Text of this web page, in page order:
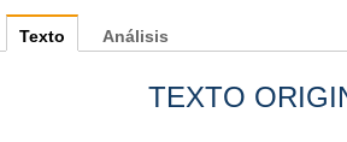
Texto
TEXTO
Análisis